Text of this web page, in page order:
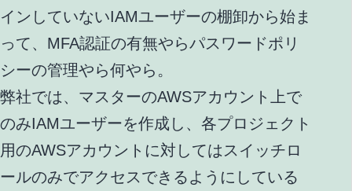
インしていないIAMユーザーの棚卸から始ま
って、MFA認証の有無やらパスワードポリ
シーの管理やら何やら。
弊社では、マスターのAWSアカウント上で
のみIAMユーザーを作成し、各プロジェクト
用のAWSアカウントに対してはスイッチロ
ールのみでアクセスできるようにしている